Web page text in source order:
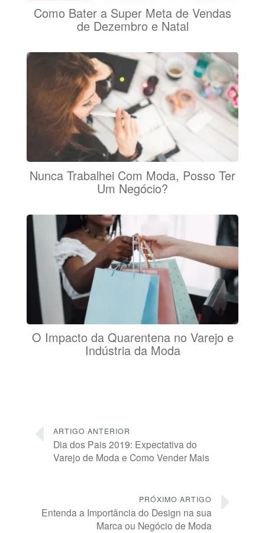
Como Bater a Super Meta de Vendas
de Dezembro e Natal
Nunca Trabalhei Com Moda, Posso Ter
Um Negócio?
O Impacto da Quarentena no Varejo e
Indústria da Moda
ARTIGO ANTERIOR
Dia dos Pais 2019: Expectativa do
Varejo de Moda e Como Vender Mais
PRÓXIMO ARTIGO
Entenda a Importância do Design na sua
Marca ou Negócio de Moda